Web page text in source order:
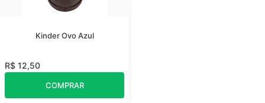
Kinder Ovo Azul
R$ 12,50
COMPRAR